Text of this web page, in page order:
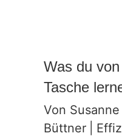
Was du
Tasche
Von Susanne
Büttner